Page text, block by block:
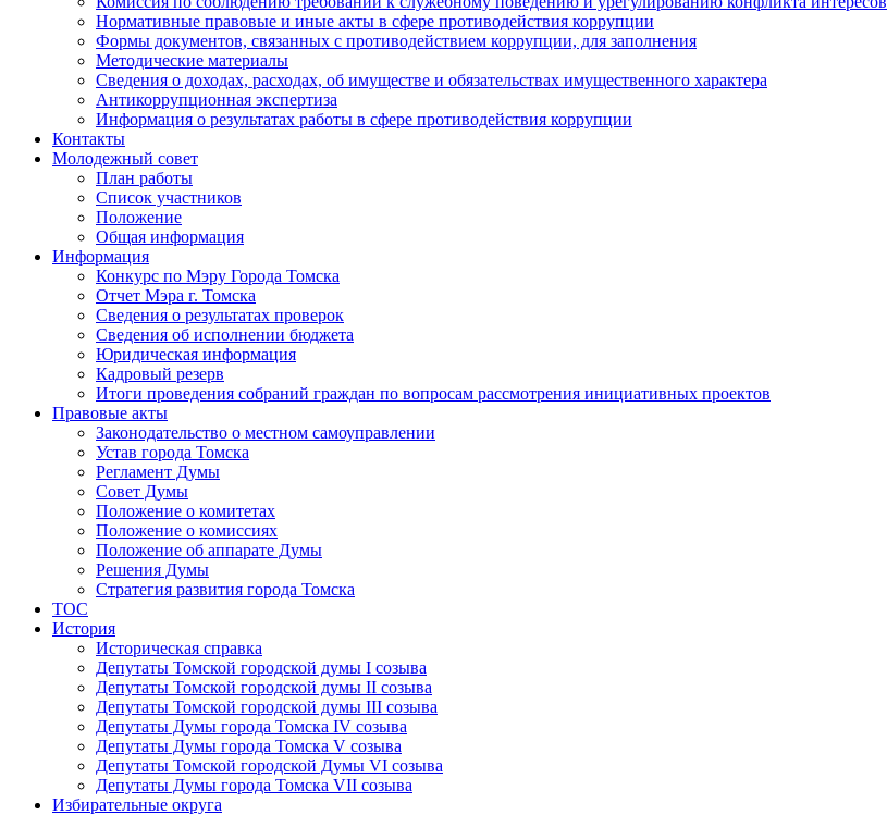
Нормативные правовые и иные акты в сфере противодействия коррупции
Формы документов, связанных с противодействием коррупции, для заполнения
Методические материалы
Сведения о доходах, расходах, об имуществе и обязательствах имущественного характера
Антикоррупционная экспертиза
Информация о результатах работы в сфере противодействия коррупции
Контакты
Молодежный совет
План работы
Список участников
Положение
Общая информация
Информация
Конкурс по Мэру Города Томска
Отчет Мэра г. Томска
Сведения о результатах проверок
Сведения об исполнении бюджета
Юридическая информация
Кадровый резерв
Итоги проведения собраний граждан по вопросам рассмотрения инициативных проектов
Правовые акты
Законодательство о местном самоуправлении
Устав города Томска
Регламент Думы
Совет Думы
Положение о комитетах
Положение о комиссиях
Положение об аппарате Думы
Решения Думы
Стратегия развития города Томска
ТОС
История
Историческая справка
Депутаты Томской городской думы I созыва
Депутаты Томской городской думы II созыва
Депутаты Томской городской думы III созыва
Депутаты Думы города Томска IV созыва
Депутаты Думы города Томска V созыва
Депутаты Томской городской Думы VI созыва
Депутаты Думы города Томска VII созыва
Избирательные округа